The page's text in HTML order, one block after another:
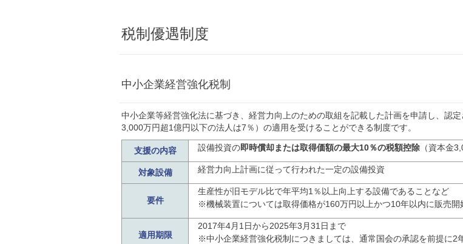
税制優遇制度
中小企業経営強化税制
中小企業等経営強化法に基づき、経営力向上のための取組を記載した計画を申請し、認
3,000万円超1億円以下の法人は7％）の適用を受けることができる制度です。
支援の内容 設備投資の即時償却または取得価額の最大10％の税額控除 （資本金
対象設備 経営力向上計画に従って行われた一定の設備投資
要件
生産性が旧モデル比で年平均1％以上向上する設備であることなど
※機械装置については取得価格が160万円以上かつ10年以内に販売開
適用期限
2017年4月1日から2025年3月31日まで
※中小企業経営強化税制につきましては、通常国会の承認を前提に2